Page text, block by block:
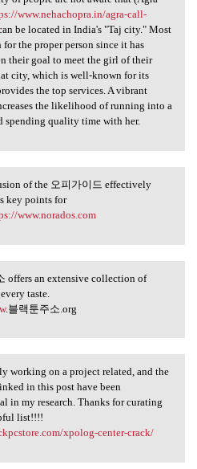
of people are
www.nehachopra.in/agra-call-
be located in India's "Taj city." Most
for the proper person since it has
their goal to meet the girl of their
city, which is well-known for its
the top services. A vibrant
the likelihood of running into a
spending quality time with her.
of the 오피가이드
of the 오피가이드 effectively
key points for
www.norados.com
offers an extensive
offers an extensive collection of
taste.
.블랙툰주소.org
working on a
working on a project related, and the
in this post have been
in my research. Thanks for curating
list!!!!
xpolog-center-crack/